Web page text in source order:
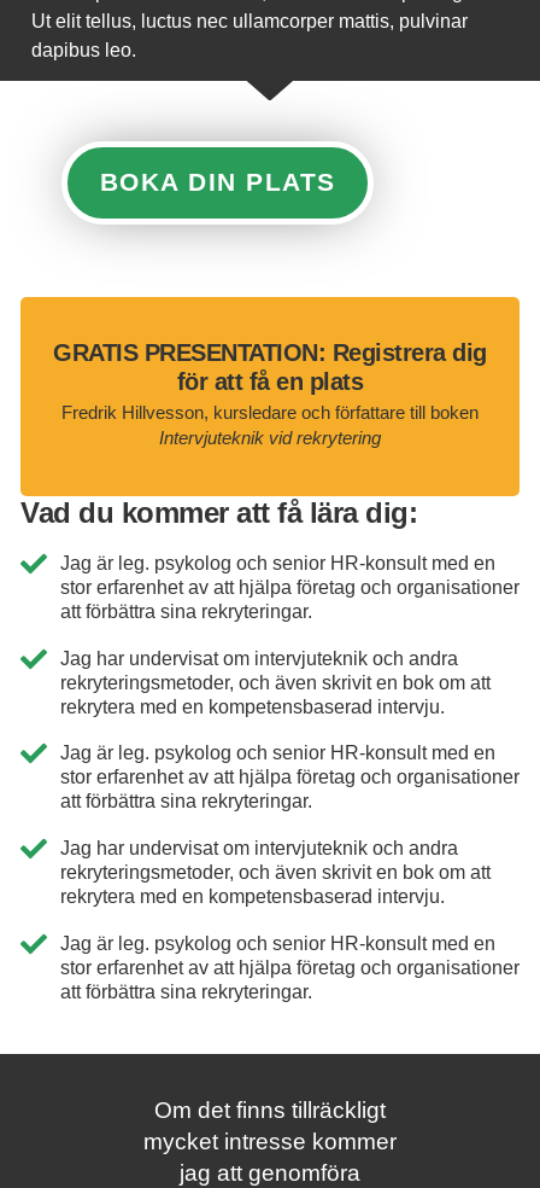
Ut elit tellus, luctus nec ullamcorper mattis, pulvinar
dapibus leo.
BOKA DIN PLATS
GRATIS PRESENTATION: Registrera dig
för att få en plats
Fredrik Hillvesson, kursledare och författare till boken
Intervjuteknik vid rekrytering
Vad du kommer att få lära dig:
Jag är leg. psykolog och senior HR-konsult med en
stor erfarenhet av att hjälpa företag och organisationer
att förbättra sina rekryteringar.
Jag har undervisat om intervjuteknik och andra
rekryteringsmetoder, och även skrivit en bok om att
rekrytera med en kompetensbaserad intervju.
Jag är leg. psykolog och senior HR-konsult med en
stor erfarenhet av att hjälpa företag och organisationer
att förbättra sina rekryteringar.
Jag har undervisat om intervjuteknik och andra
rekryteringsmetoder, och även skrivit en bok om att
rekrytera med en kompetensbaserad intervju.
Jag är leg. psykolog och senior HR-konsult med en
stor erfarenhet av att hjälpa företag och organisationer
att förbättra sina rekryteringar.
Om det finns tillräckligt
mycket intresse kommer
jag att genomföra